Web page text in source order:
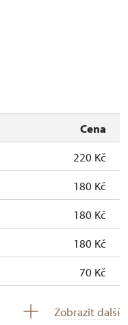
Cena
220 Kč
180 Kč
180 Kč
180 Kč
70 Kč
Zobrazit další